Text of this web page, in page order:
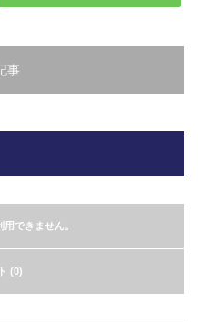
事
用できません。
(0)
、テスト機材を引張り試験機
工程で溶剤系塗料をご使用の
電気により塗料に引火し火災
る…